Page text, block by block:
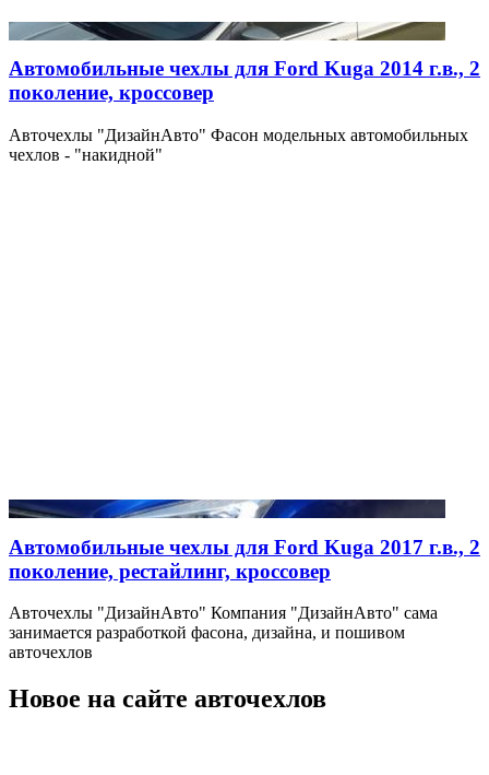
Автомобильные чехлы для Ford Kuga 2014 г.в., 2
поколение, кроссовер
Авточехлы "ДизайнАвто" Фасон модельных автомобильных
чехлов - "накидной"
Автомобильные чехлы для Ford Kuga 2017 г.в., 2
поколение, рестайлинг, кроссовер
Авточехлы "ДизайнАвто" Компания "ДизайнАвто" сама
занимается разработкой фасона, дизайна, и пошивом
авточехлов
Новое на сайте авточехлов